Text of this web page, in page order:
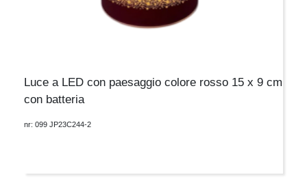
Luce a LED con paesaggio colore rosso 15 x 9 cm
con batteria
nr: 099 JP23C244-2